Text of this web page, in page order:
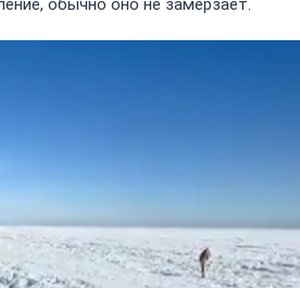
обычно оно не замерзает.